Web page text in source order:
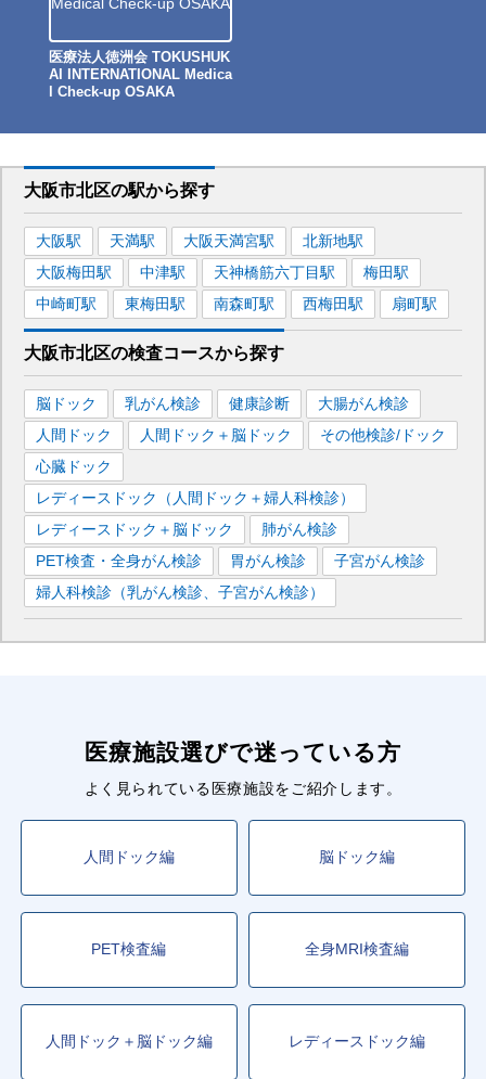
医療法人徳洲会 TOKUSHUK
AI INTERNATIONAL Medica
l Check-up OSAKA
大阪市北区の駅から探す
大阪駅 天満駅 大阪天満宮駅 北新地駅
大阪梅田駅 中津駅 天神橋筋六丁目駅 梅田駅
中崎町駅 東梅田駅 南森町駅 西梅田駅 扇町駅
大阪市北区の検査コースから探す
脳ドック 乳がん検診 健康診断
大腸がん検診
人間ドック
人間ドック＋脳ドック
その他検診/ドック
心臓ドック
レディースドック（人間ドック＋婦人科検診）
レディースドック＋脳ドック
肺がん検診
PET検査・全身がん検診
胃がん検診
子宮がん検診
婦人科検診（乳がん検診、子宮がん検診）
医療施設選びで迷っている方
よく見られている医療施設をご紹介します。
人間ドック編 脳ドック編
PET検査編 全身MRI検査編
人間ドック＋脳ドック編 レディースドック編